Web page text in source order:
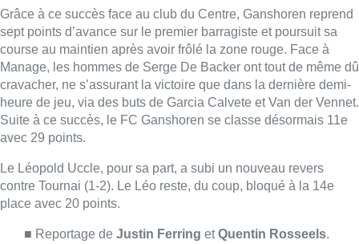
■ Reportage deJustin FerringetQuentin Rosseels.
Lire aussi :
Augmentation de la taxe foncière :
concernées ?